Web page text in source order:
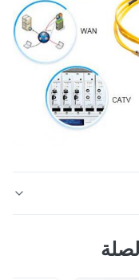
واحد للداخلية Sc Lc 0.9 2.0 3.0mm سلك تصحيح أحادي